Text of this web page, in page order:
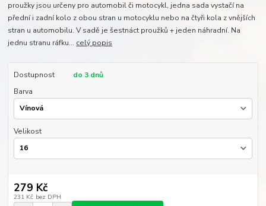
proužky jsou určeny pro automobil či motocykl, jedna sada vystačí na
přední i zadní kolo z obou stran u motocyklu nebo na čtyři kola z vnějších
stran u automobilu. V sadě je šestnáct proužků + jeden náhradní. Na
jednu stranu ráfku... celý popis
Dostupnost
do 3 dnů
Barva
Velikost
279 Kč
231 Kč bez DPH